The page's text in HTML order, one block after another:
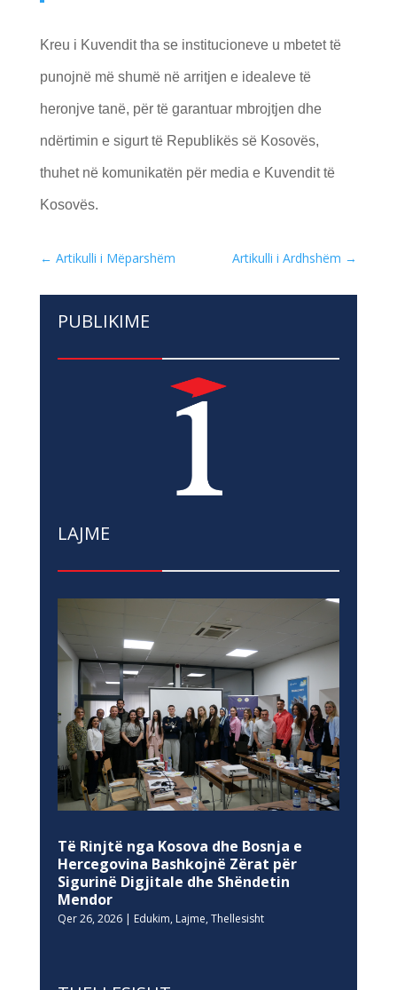
Kreu i Kuvendit tha se institucioneve u mbetet të
punojnë më shumë në arritjen e idealeve të
heronjve tanë, për të garantuar mbrojtjen dhe
ndërtimin e sigurt të Republikës së Kosovës,
thuhet në komunikatën për media e Kuvendit të
Kosovës.
← Artikulli i Mëparshëm Artikulli i Ardhshëm →
PUBLIKIME
LAJME
Të Rinjtë nga Kosova dhe Bosnja e
Hercegovina Bashkojnë Zërat për
Sigurinë Digjitale dhe Shëndetin
Mendor
Qer 26, 2026| Edukim, Lajme, Thellesisht